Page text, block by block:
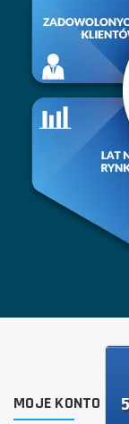
MOJE KONTO